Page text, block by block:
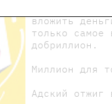
Скромная
вложить
только самое
добриллион.
Миллион для
Адский отжиг